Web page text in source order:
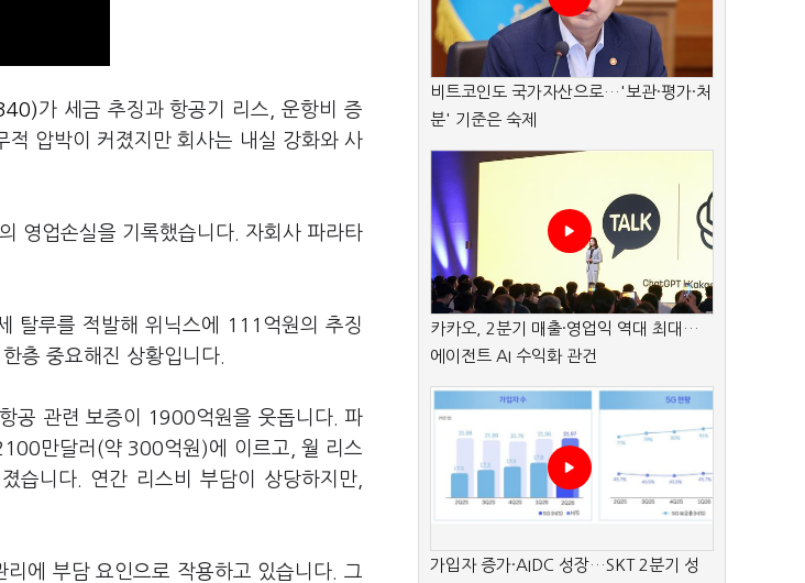
가 세금 추징과 항공기 리스, 운항비 증
압박이 커졌지만 회사는 내실 강화와 사
영업손실을 기록했습니다. 자회사 파라타
탈루를 적발해 위닉스에 111억원의 추징
층 중요해진 상황입니다.
공 관련 보증이 1900억원을 웃돕니다. 파
만달러(약 300억원)에 이르고, 월 리스
니다. 연간 리스비 부담이 상당하지만,
에 부담 요인으로 작용하고 있습니다. 그
비트코인도 국가자산으로…'보관·평가·처
분' 기준은 숙제
카카오, 2분기 매출·영업익 역대 최대…
에이전트 AI 수익화 관건
가입자 증가·AIDC 성장…SKT 2분기 성